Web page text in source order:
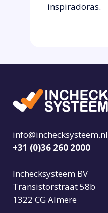
inspiradoras.
info@inchecksysteem.nl
+31 (0)36 260 2000
Inchecksysteem BV
Transistorstraat 58b
1322 CG Almere